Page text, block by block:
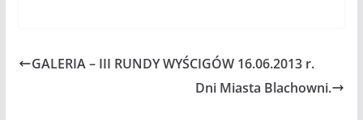
GALERIA – III RUNDY WYŚCIGÓW 16.06.2013 r.
Dni Miasta Blachowni.